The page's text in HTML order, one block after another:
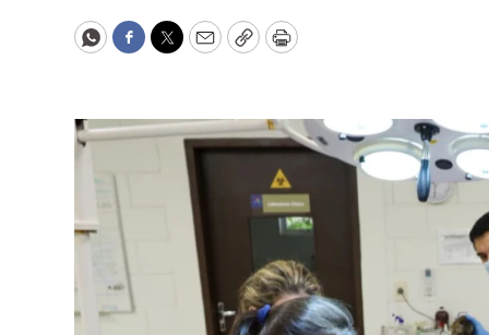
WhatsApp
Facebook
Twitter
EmailCopyPrint